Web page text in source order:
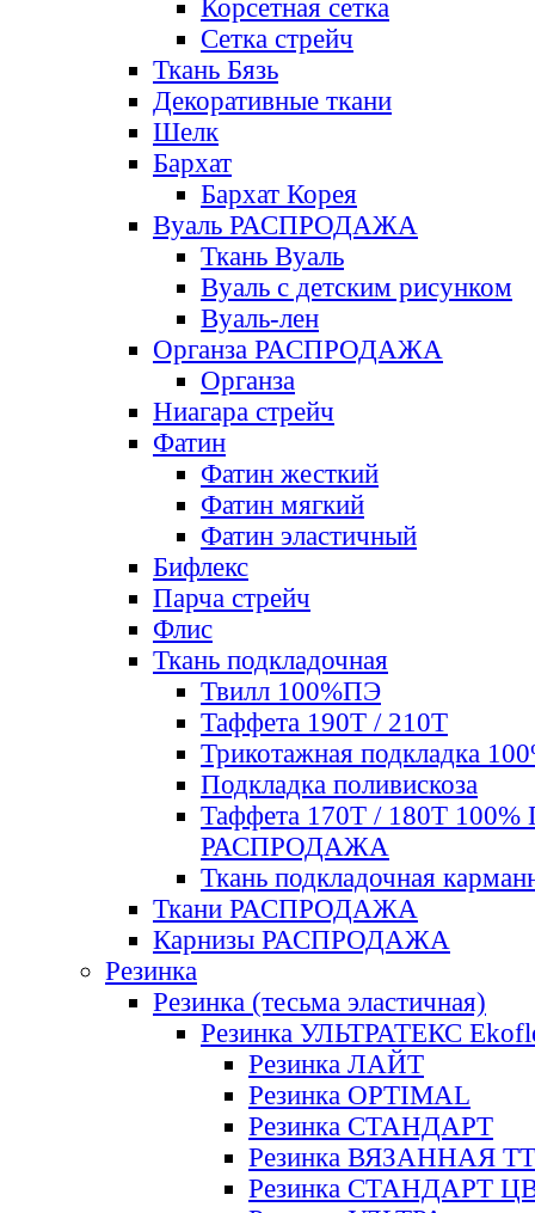
Корсетная сетка
Сетка стрейч
Ткань Бязь
Декоративные ткани
Шелк
Бархат
Бархат Корея
Вуаль РАСПРОДАЖА
Ткань Вуаль
Вуаль с детским рисунком
Вуаль-лен
Органза РАСПРОДАЖА
Органза
Ниагара стрейч
Фатин
Фатин жесткий
Фатин мягкий
Фатин элаcтичный
Бифлекс
Парча стрейч
Флис
Ткань подкладочная
Твилл 100%ПЭ
Таффета 190Т / 210Т
Трикотажная подкладка
Подкладка поливискоза
Таффета 170Т / 180Т 100%
РАСПРОДАЖА
Ткань подкладочная
Ткани РАСПРОДАЖА
Карнизы РАСПРОДАЖА
Резинка
Резинка (тесьма эластичная)
Резинка УЛЬТРАТЕКС
Резинка ЛАЙТ
Резинка OPTIMAL
Резинка СТАНДАРТ
Резинка ВЯЗАННАЯ ТТ
Резинка СТАНДАРТ